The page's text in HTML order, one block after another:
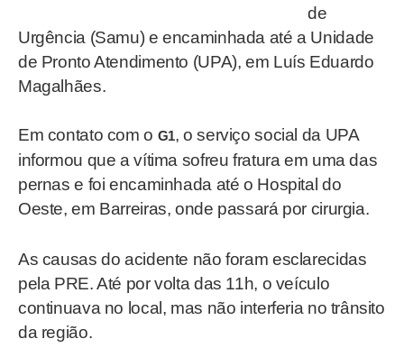
de
Urgência (Samu) e encaminhada até a Unidade
de Pronto Atendimento (UPA), em Luís Eduardo
Magalhães.
Em contato com o G1, o serviço social da UPA
informou que a vítima sofreu fratura em uma das
pernas e foi encaminhada até o Hospital do
Oeste, em Barreiras, onde passará por cirurgia.
As causas do acidente não foram esclarecidas
pela PRE. Até por volta das 11h, o veículo
continuava no local, mas não interferia no trânsito
da região.